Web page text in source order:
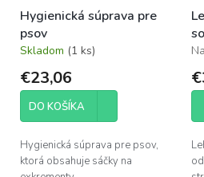
o
vd
u
k
t
o
Hygienická súprava pre
psov
Skladom (1 ks)
€23,06
DO KOŠÍKA
Hygienická súprava pre psov,
ktorá obsahuje sáčky na